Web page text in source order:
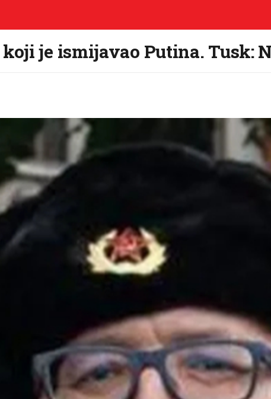
je ismijavao Putina. Tusk: